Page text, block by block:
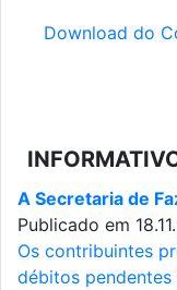
Download do
A Secretaria de
Publicado em
Os contribuintes
débitos